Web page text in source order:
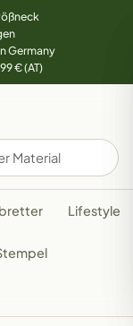
Germany
€ (AT)
Lifestyle